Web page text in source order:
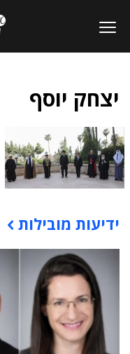
יצחק יוסף
תוכן פרסומי
ידיעות מובילות